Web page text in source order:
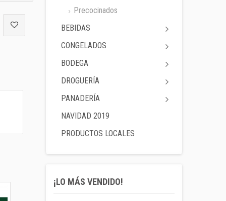
Precocinados
BEBIDAS
CONGELADOS
BODEGA
DROGUERÍA
PANADERÍA
NAVIDAD 2019
PRODUCTOS LOCALES
¡LO MÁS VENDIDO!